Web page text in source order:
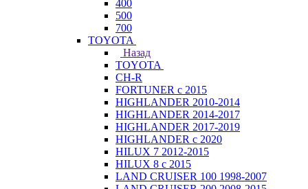
400
500
700
TOYOTA
Назад
TOYOTA
CH-R
FORTUNER с 2015
HIGHLANDER 2010-2014
HIGHLANDER 2014-2017
HIGHLANDER 2017-2019
HIGHLANDER с 2020
HILUX 7 2012-2015
HILUX 8 с 2015
LAND CRUISER 100 1998-2007